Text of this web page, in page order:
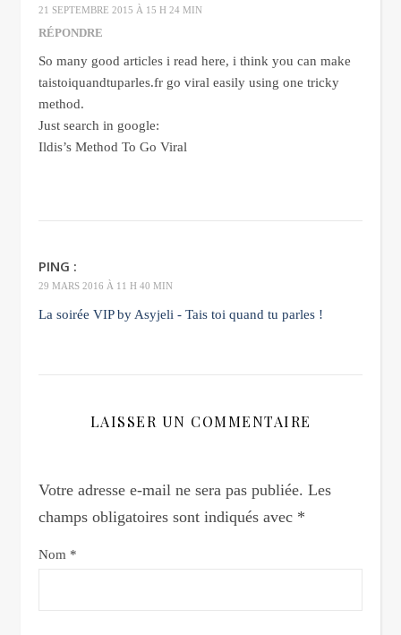
21 SEPTEMBRE 2015 À 15 H 24 MIN
RÉPONDRE
So many good articles i read here, i think you can make
taistoiquandtuparles.fr go viral easily using one tricky
method.
Just search in google:
Ildis’s Method To Go Viral
PING :
29 MARS 2016 À 11 H 40 MIN
La soirée VIP by Asyjeli - Tais toi quand tu parles !
LAISSER UN COMMENTAIRE
Votre adresse e-mail ne sera pas publiée. Les
champs obligatoires sont indiqués avec *
Nom *